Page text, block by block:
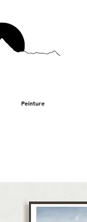
Peinture